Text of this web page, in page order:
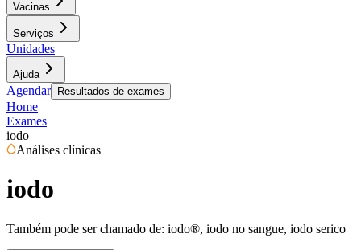
Vacinas
Serviços
Unidades
Ajuda
Agendar Resultados de exames
Home
Exames
iodo
Análises clínicas
iodo
Também pode ser chamado de: iodo®, iodo no sangue, iodo serico